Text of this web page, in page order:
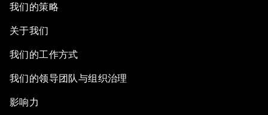
我们的策略
关于我们
我们的工作方式
我们的领导团队与组织治理
影响力